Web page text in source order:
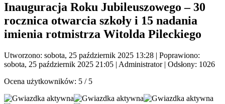
Inauguracja Roku Jubileuszowego – 30
rocznica otwarcia szkoły i 15 nadania
imienia rotmistrza Witolda Pileckiego
Utworzono: sobota, 25 październik 2025 13:28 | Poprawiono:
sobota, 25 październik 2025 21:05 | Administrator| Odsłony: 1026
Ocena użytkowników: 5 / 5